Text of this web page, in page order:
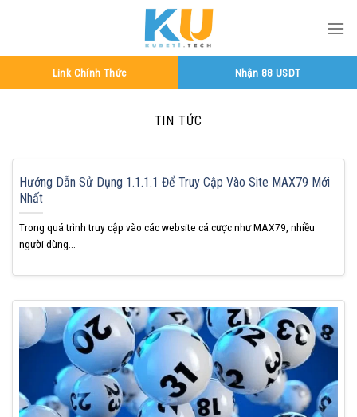
Link Chính Thức Nhận 88 USDT
TIN TỨC
Hướng Dẫn Sử Dụng 1.1.1.1 Để Truy Cập Vào Site MAX79 Mới
Nhất
Trong quá trình truy cập vào các website cá cược như MAX79, nhiều
người dùng...